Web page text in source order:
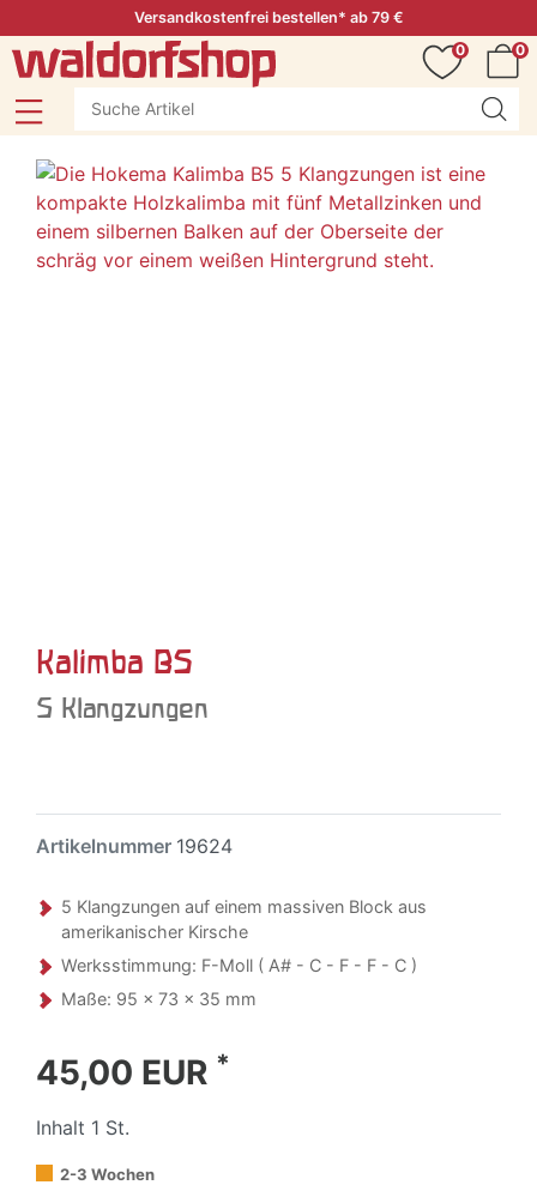
Versandkostenfrei bestellen* ab 79 €
0
0
Kalimba B5
5 Klangzungen
Artikelnummer 19624
5 Klangzungen auf einem massiven Block aus
amerikanischer Kirsche
Werksstimmung: F-Moll ( A# - C - F - F - C )
Maße: 95 x 73 x 35 mm
45,00 EUR *
Inhalt 1 St.
2-3 Wochen